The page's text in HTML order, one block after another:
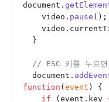
document.
    video.
pause ();
  }
// ESC 키를 누르
  document.
function ( event ) {
    if
(event.key